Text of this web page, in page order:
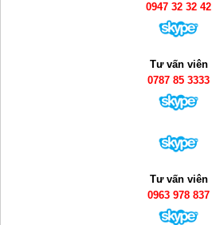
0947 32 32 42
Tư vấn viên
0787 85 3333
Tư vấn viên
0963 978 837